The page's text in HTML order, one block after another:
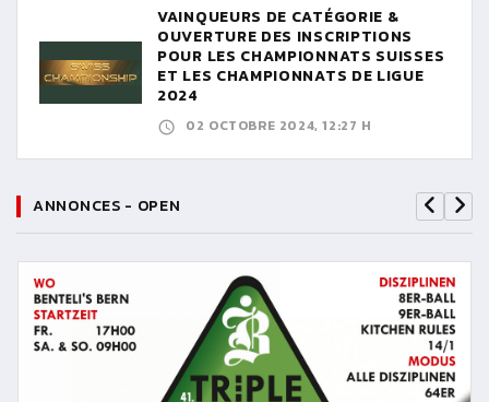
VAINQUEURS DE CATÉGORIE &
OUVERTURE DES INSCRIPTIONS
POUR LES CHAMPIONNATS SUISSES
ET LES CHAMPIONNATS DE LIGUE
2024
02 OCTOBRE 2024, 12:27 H
ANNONCES - OPEN